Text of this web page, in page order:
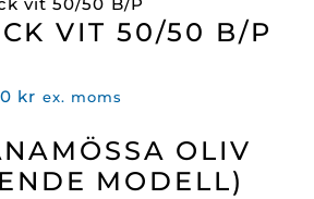
är:
VIT 50/50 B/P
kr Prisintervall:
till
149,00 kr
ex. moms
OLIV
MODELL)